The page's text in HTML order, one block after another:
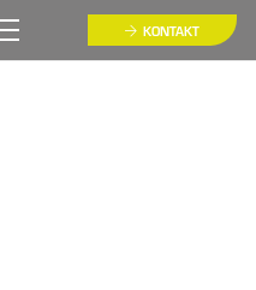
KONTAKT